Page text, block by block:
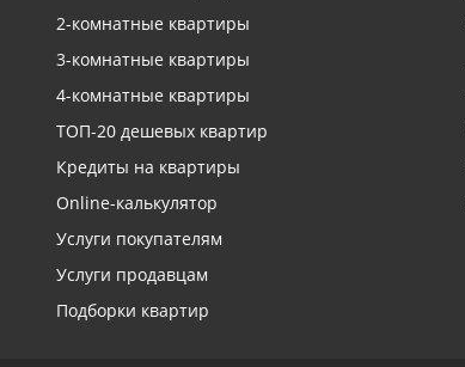
2-комнатные квартиры
3-комнатные квартиры
4-комнатные квартиры
ТОП-20 дешевых квартир
Кредиты на квартиры
Online-калькулятор
Услуги покупателям
Услуги продавцам
Подборки квартир